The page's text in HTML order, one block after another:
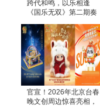
跨代和鸣，以乐相逢
《国乐无双》第二期奏
官宣！2026年北京台春
晚文创周边惊喜亮相，